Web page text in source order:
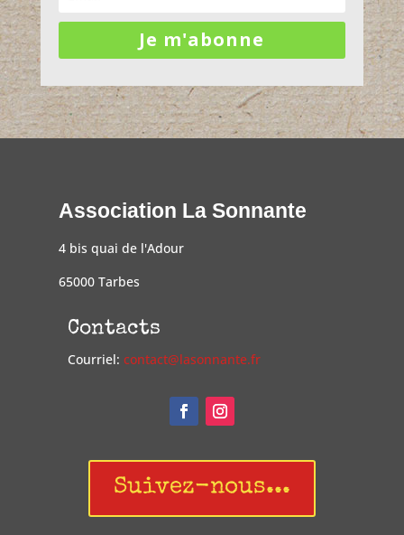
Je m'abonne
Association La Sonnante
4 bis quai de l'Adour
65000 Tarbes
Contacts
Courriel: contact@lasonnante.fr
Suivez-nous...